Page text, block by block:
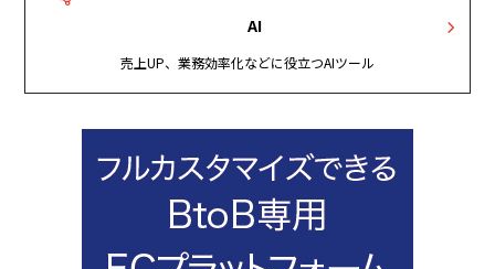
AI
売上UP、業務効率化などに役立つAIツール